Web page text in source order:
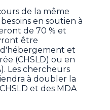
de la même
en soutien à
de 70 % et
être
et
(CHSLD) ou en
Les chercheurs
à doubler la
et des MDA